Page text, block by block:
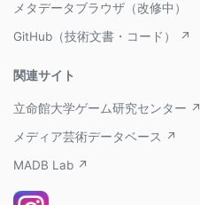
メタデータブラウザ（改修中）
GitHub（技術文書・コード） ↗
関連サイト
立命館大学ゲーム研究センター ↗
メディア芸術データベース ↗
MADB Lab ↗